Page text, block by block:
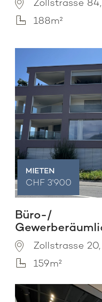
Zollstrasse
188m²
MIETEN
CHF 3'900
Büro-/
Zollstrasse
159m²